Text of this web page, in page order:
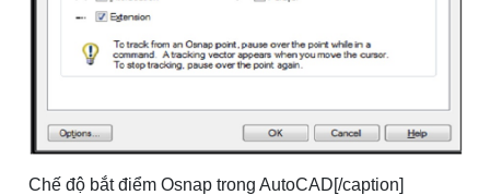
Chế độ bắt điểm Osnap trong AutoCAD[/caption]